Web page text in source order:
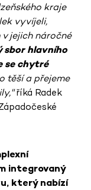
kraje
vyvíjeli,
jejich náročné
sbor hlavního
se chytré
těší a přejeme
říká Radek
integrovaný
který nabízí